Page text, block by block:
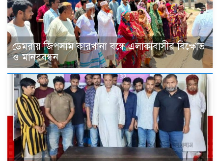
ডেমরায় জিপসাম কারখানা বন্ধে এলাকাবাসীর বিক্ষোভ
ও মানববন্ধন